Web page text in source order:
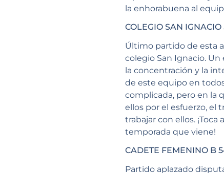
la enhorabuena al
COLEGIO SAN
Último partido de esta
colegio San Ignacio.
la concentración y la
de este equipo en
complicada, pero en la
ellos por el esfuerzo, el
trabajar con ellos.
temporada que viene!
CADETE FEMENINO B
Partido aplazado